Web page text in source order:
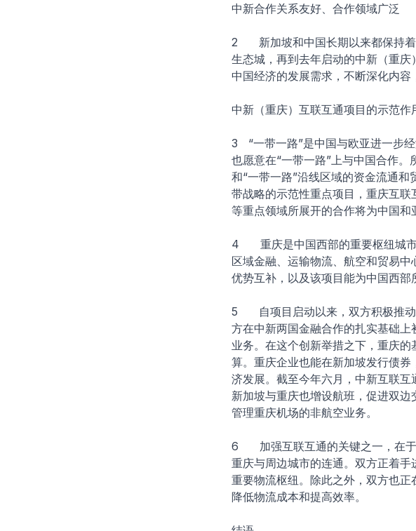
中新合作关系友好、合作领域广泛
2 新加坡和中国长期以来都保持着
生态城，再到去年启动的中新（重
中国经济的发展需求，不断深化内容
中新（重庆）互联互通项目的示范作
3 “一带一路”是中国与欧亚进一步经
也愿意在“一带一路”上与中国合作
和“一带一路”沿线区域的资金流通
带战略的示范性重点项目，重庆互
等重点领域所展开的合作将为中国和
4 重庆是中国西部的重要枢纽城市
区域金融、运输物流、航空和贸易
优势互补，以及该项目能为中国西部
5 自项目启动以来，双方积极推动
方在中新两国金融合作的扎实基础
业务。在这个创新举措之下，重庆
算。重庆企业也能在新加坡发行债
济发展。截至今年六月，中新互联
新加坡与重庆也增设航班，促进双
管理重庆机场的非航空业务。
6 加强互联互通的关键之一，在于
重庆与周边城市的连通。双方正着
重要物流枢纽。除此之外，双方也
降低物流成本和提高效率。